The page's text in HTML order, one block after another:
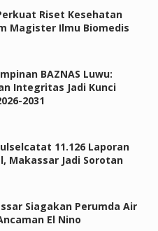
Riset Kesehatan
Magister Ilmu Biomedis
BAZNAS Luwu:
Integritas Jadi Kunci
2031
11.126 Laporan
Makassar Jadi Sorotan
Siagakan Perumda Air
El Nino